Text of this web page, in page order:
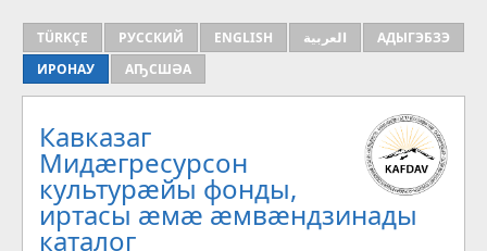
TÜRKÇE РУССКИЙ ENGLISH العربية
АДЫГЭБЗЭ
ИРОНАУ
АҦСШӘА
Кавказаг
Мидæгресурсон
культурæйы фонды,
иртасы æмæ æмвæндзинады
каталог